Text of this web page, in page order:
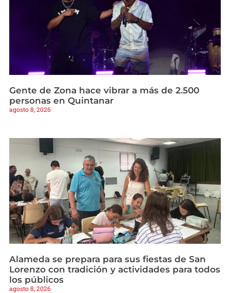
Gente de Zona hace vibrar a más de 2.500
personas en Quintanar
agosto 8, 2026
Alameda se prepara para sus fiestas de San
Lorenzo con tradición y actividades para todos
los públicos
agosto 8, 2026